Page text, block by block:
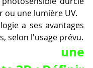
ou une lumière UV.
a ses avantages
selon l'usage prévu.
une